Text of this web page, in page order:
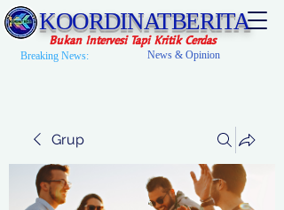
KOORDINATBERITA
Bukan Intervesi Tapi Kritik Cerdas
Breaking News: News & Opinion
Grup